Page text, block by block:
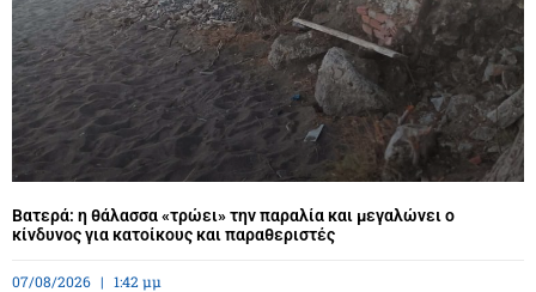
Βατερά: η θάλασσα «τρώει» την παραλία και μεγαλώνει ο
κίνδυνος για κατοίκους και παραθεριστές
07/08/2026 1:42 μμ